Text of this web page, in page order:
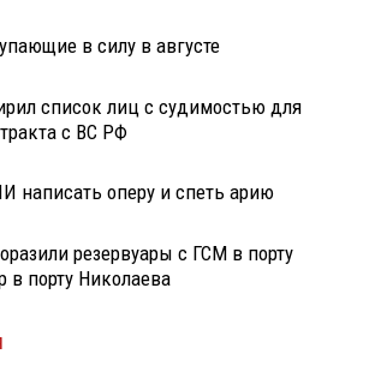
в силу в августе
список лиц с судимостью для
с ВС РФ
написать оперу и спеть арию
резервуары с ГСМ в порту
в порту Николаева